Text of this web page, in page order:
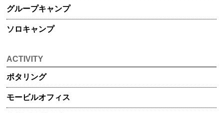
グループキャンプ
ソロキャンプ
ACTIVITY
ポタリング
モービルオフィス